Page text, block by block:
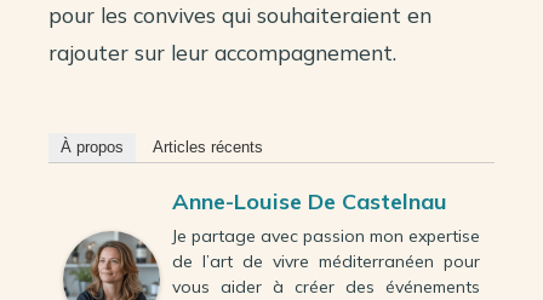
pour les convives qui souhaiteraient en
rajouter sur leur accompagnement.
À propos Articles récents
Anne-Louise De Castelnau
Je partage avec passion mon expertise
de l’art de vivre méditerranéen pour
vous aider à créer des événements